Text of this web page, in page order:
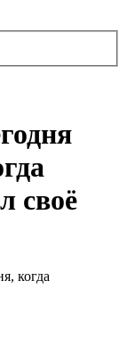
своё
когда